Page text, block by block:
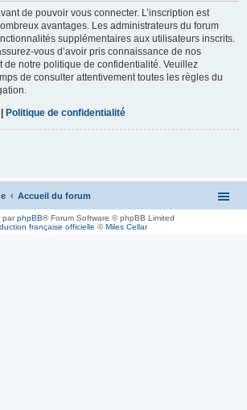
de pouvoir vous connecter. L’inscription est
avantages. Les administrateurs du forum
supplémentaires aux utilisateurs inscrits.
vous d’avoir pris connaissance de nos
de notre politique de confidentialité. Veuillez
de consulter attentivement toutes les règles du
| Politique de confidentialité
Accueil du forum
parphpBB® Forum Software © phpBB Limited
française officielle ©Miles Cellar